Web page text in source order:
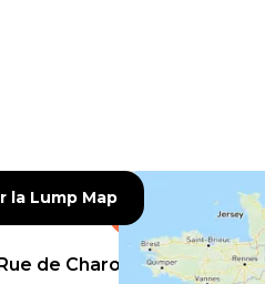
la Lump Map
la Lump Map
de Charonne, 75011 Paris